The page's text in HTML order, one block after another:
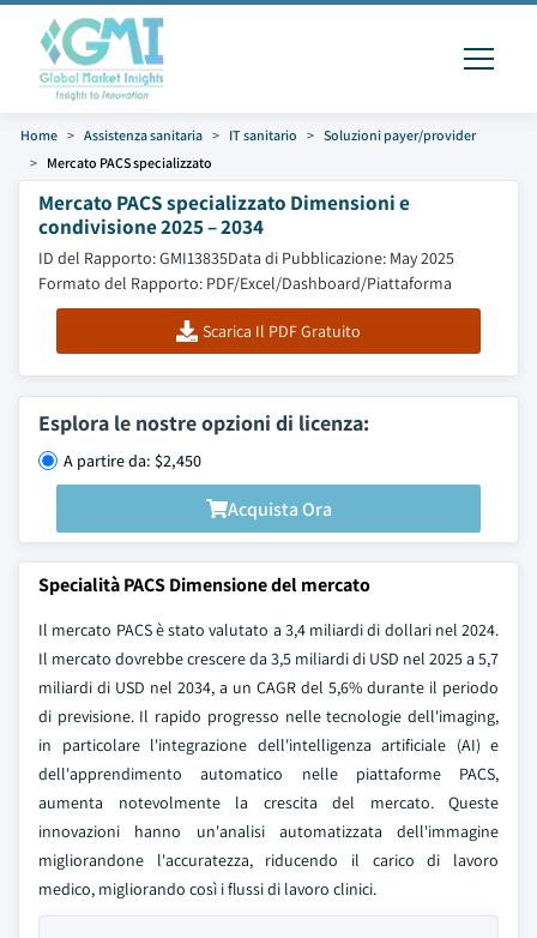
Home Assistenza sanitaria IT sanitario
Soluzioni payer/provider
Mercato PACS specializzato
Mercato PACS specializzato Dimensioni e
condivisione 2025 – 2034
ID del Rapporto: GMI13835Data di Pubblicazione: May 2025
Formato del Rapporto: PDF/Excel/Dashboard/Piattaforma
Scarica Il PDF Gratuito
Esplora le nostre opzioni di licenza:
A partire da: $2,450
Acquista Ora
Specialità PACS Dimensione del mercato
Il mercato PACS è stato valutato a 3,4 miliardi di dollari nel 2024.
Il mercato dovrebbe crescere da 3,5 miliardi di USD nel 2025 a 5,7
miliardi di USD nel 2034, a un CAGR del 5,6% durante il periodo
di previsione. Il rapido progresso nelle tecnologie dell'imaging,
in particolare l'integrazione dell'intelligenza artificiale (AI) e
dell'apprendimento automatico nelle piattaforme PACS,
aumenta notevolmente la crescita del mercato. Queste
innovazioni hanno un'analisi automatizzata dell'immagine
migliorandone l'accuratezza, riducendo il carico di lavoro
medico, migliorando così i flussi di lavoro clinici.